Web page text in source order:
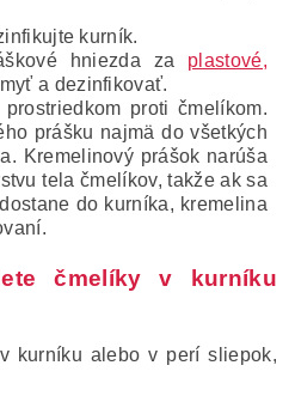
kurník.
hniezda za plastové,
a dezinfikovať.
proti čmelíkom.
prášku najmä do všetkých
Kremelinový prášok narúša
tela čmelíkov, takže ak sa
do kurníka, kremelina
čmelíky v kurníku
kurníku alebo v perí sliepok,